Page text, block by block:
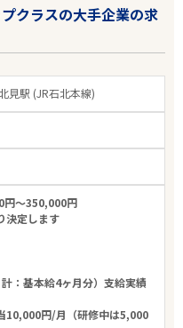
検索する
クラスの大手企業の求
北見駅 (JR石北本線)
円～350,000円
決定します
：基本給4ヶ月分）支給実績
10,000円/月（研修中は5,000